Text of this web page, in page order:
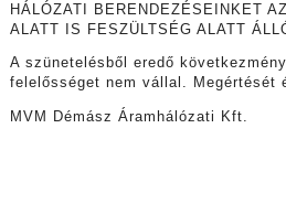
HÁLÓZATI BERENDEZÉSEINKET
ALATT IS FESZÜLTSÉG ALATT
A szünetelésből eredő
felelősséget nem vállal. Megértését
MVM Démász Áramhálózati Kft.